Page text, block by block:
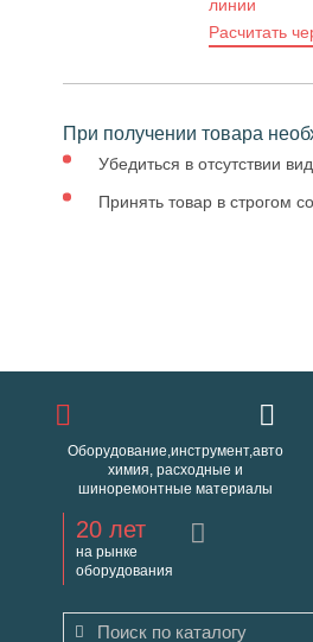
Расчитать
При получении товара
Убедиться в отсутствии
Принять товар в строгом
Оборудование,инструмент,авто
химия, расходные и
шиноремонтные материалы
20 лет
на рынке
оборудования